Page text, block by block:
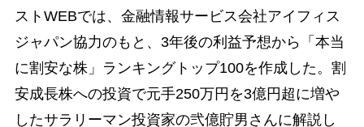
ストWEBでは、金融情報サービス会社アイフィス
ジャパン協力のもと、3年後の利益予想から「本当
に割安な株」ランキングトップ100を作成した。割
安成長株への投資で元手250万円を3億円超に増や
したサラリーマン投資家の弐億貯男さんに解説し